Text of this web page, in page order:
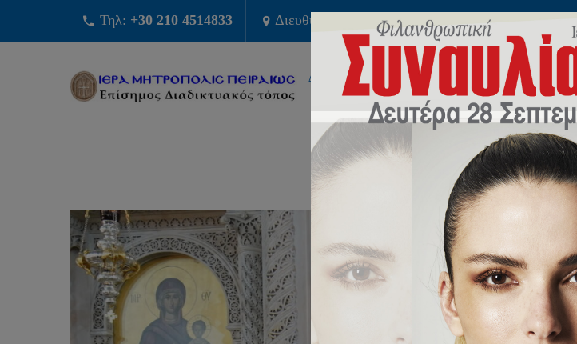
Τηλ: +30 210 4514833 Διευθυνση: Φίλωνος 45
ΔΙΟΙΚΗΣΗ ΠΟΙΜΑΝΤΙΚΗ ΕΚΠΑΙΔΕΥΣΗ